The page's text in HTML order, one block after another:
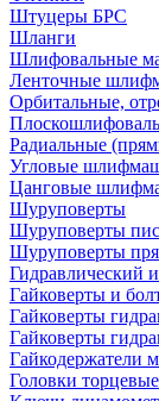
Штуцеры БРС
Шланги
Шлифовальные
Ленточные
Орбитальные,
Радиальные
Угловые
Цанговые
Шуруповерты
Шуруповерты
Шуруповерты
Гидравлический
Гайковерты и
Гайковерты
Гайковерты
Гайкодержатели
Головки